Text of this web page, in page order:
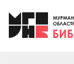
Клуб
Клуб